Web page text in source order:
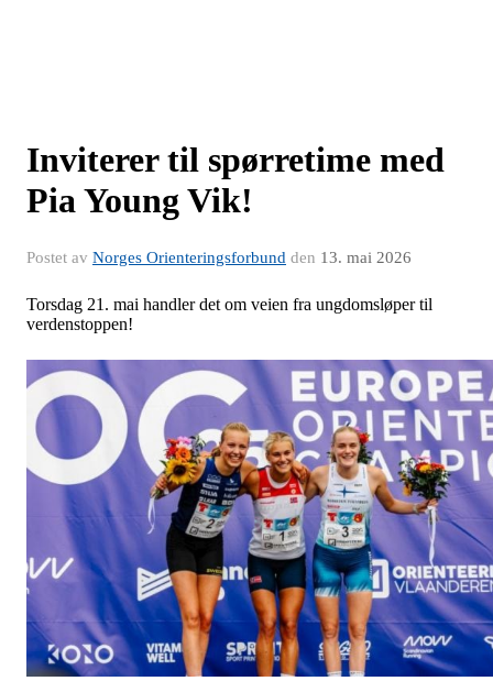
Inviterer til spørretime med
Pia Young Vik!
Postet av Norges Orienteringsforbund den 13. mai 2026
Torsdag 21. mai handler det om veien fra ungdomsløper til
verdenstoppen!